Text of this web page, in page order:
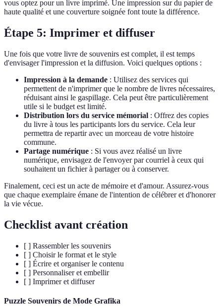
vous optez pour un livre imprimé. Une impression sur du papier de
haute qualité et une couverture soignée font toute la différence.
Étape 5: Imprimer et diffuser
Une fois que votre livre de souvenirs est complet, il est temps
d'envisager l'impression et la diffusion. Voici quelques options :
Impression à la demande : Utilisez des services qui
permettent de n'imprimer que le nombre de livres nécessaires,
réduisant ainsi le gaspillage. Cela peut être particulièrement
utile si le budget est limité.
Distribution lors du service mémorial : Offrez des copies
du livre à tous les participants lors du service. Cela leur
permettra de repartir avec un morceau de votre histoire
commune.
Partage numérique : Si vous avez réalisé un livre
numérique, envisagez de l'envoyer par courriel à ceux qui
souhaitent un fichier à partager ou à conserver.
Finalement, ceci est un acte de mémoire et d'amour. Assurez-vous
que chaque exemplaire émane de l'intention de célébrer et d'honorer
la vie vécue.
Checklist avant création
[ ] Rassembler les souvenirs
[ ] Choisir le format et le style
[ ] Écrire et organiser le contenu
[ ] Personnaliser et embellir
[ ] Imprimer et diffuser
Puzzle Souvenirs de Mode Grafika